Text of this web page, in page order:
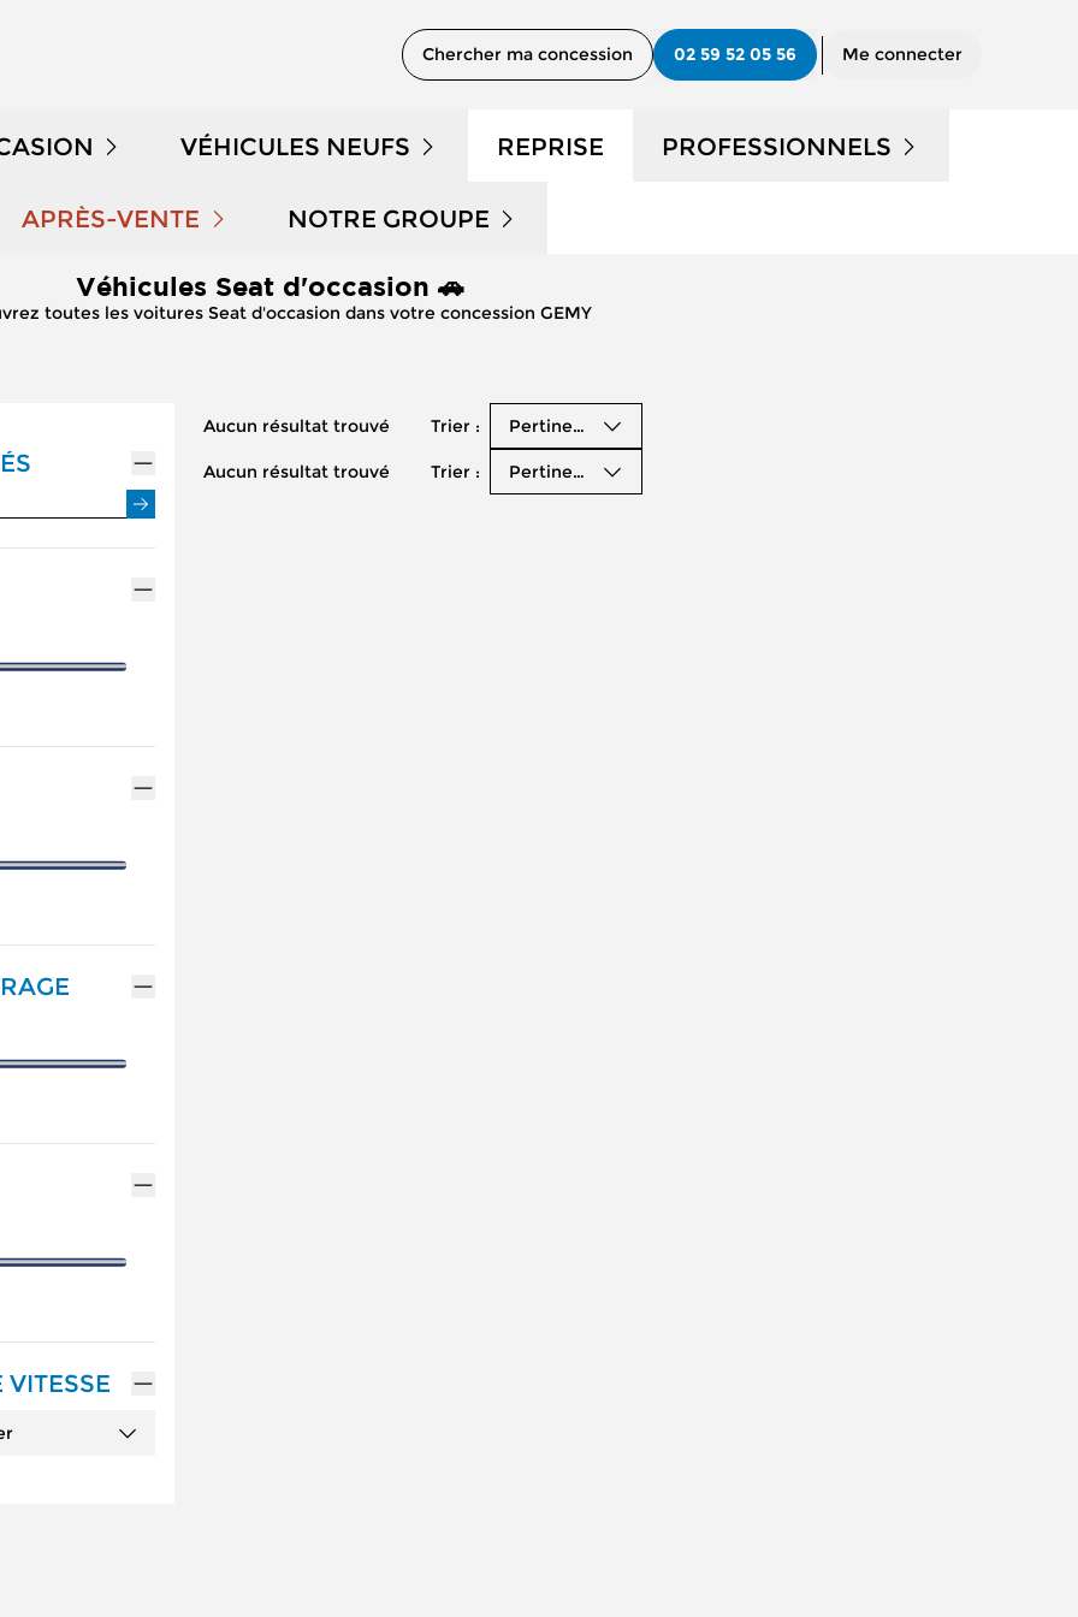
Chercher ma concession 02 59 52 05 56 Me connecter
STOCK
VÉHICULES NEUFS
NOTRE GAMME PEUGEOT
NOTRE GAMME CITROËN
NOTRE GAMME RENAULT
REPRISE PROFESSIONNELS
APRÈS-VENTE
PRENDRE RENDEZ-VOUS
ENTRETIEN ET RÉPARATION
ENTRETIEN VÉHICULE ÉLECTRIQUE
ENTRETIEN VÉHICULE HYBRIDE
MÉCANIQUE ET CARROSSERIE
NOTRE GROUPE
QUI SOMMES NOUS ?
NOS ACTUALITÉS
Véhicules Seat d'occasion 🚗
toutes les voitures Seat d'occasion dans votre concession GEMY
VITESSE
Aucun résultat trouvé Trier : Pertinence
Aucun résultat trouvé Trier : Pertinence